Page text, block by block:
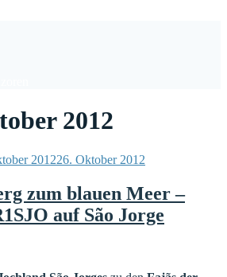
2012
201226. Oktober 2012
zum blauen Meer –
auf São Jorge